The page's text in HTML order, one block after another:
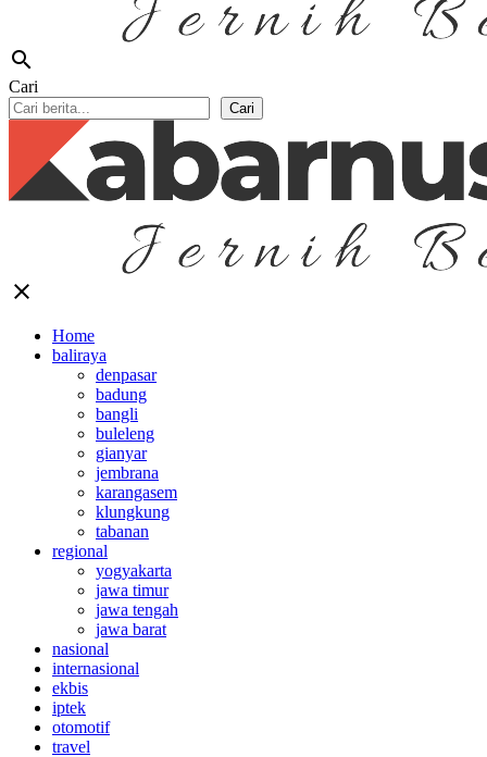
search
Cari
Cari
close
Home
baliraya
denpasar
badung
bangli
buleleng
gianyar
jembrana
karangasem
klungkung
tabanan
regional
yogyakarta
jawa timur
jawa tengah
jawa barat
nasional
internasional
ekbis
iptek
otomotif
travel